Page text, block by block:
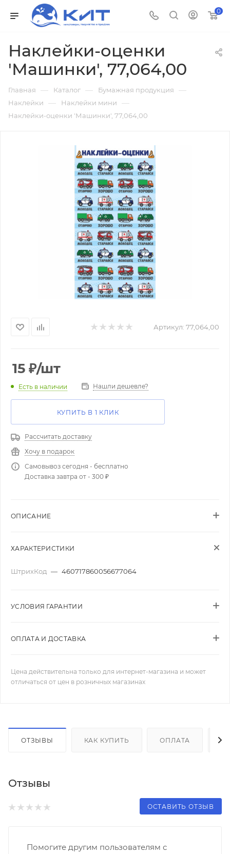
0
Наклейки-оценки
'Машинки', 77,064,00
Главная — Каталог — Бумажная продукция —
Наклейки — Наклейки мини —
Наклейки-оценки 'Машинки', 77,064,00
Артикул: 77,064,00
15 ₽/шт
Есть в наличии Нашли дешевле?
КУПИТЬ В 1 КЛИК
Рассчитать доставку
Хочу в подарок
Самовывоз сегодня - бесплатно
Доставка завтра от - 300 ₽
ОПИСАНИЕ
ХАРАКТЕРИСТИКИ
ШтрихКод — 460717860056677064
УСЛОВИЯ ГАРАНТИИ
ОПЛАТА И ДОСТАВКА
Цена действительна только для интернет-магазина и может
отличаться от цен в розничных магазинах
ОТЗЫВЫ КАК КУПИТЬ ОПЛАТА
Отзывы
ОСТАВИТЬ ОТЗЫВ
Помогите другим пользователям с